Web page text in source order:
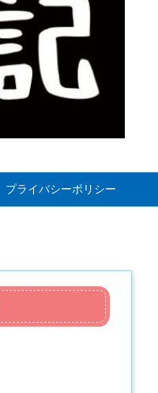
プライバシーポリシー